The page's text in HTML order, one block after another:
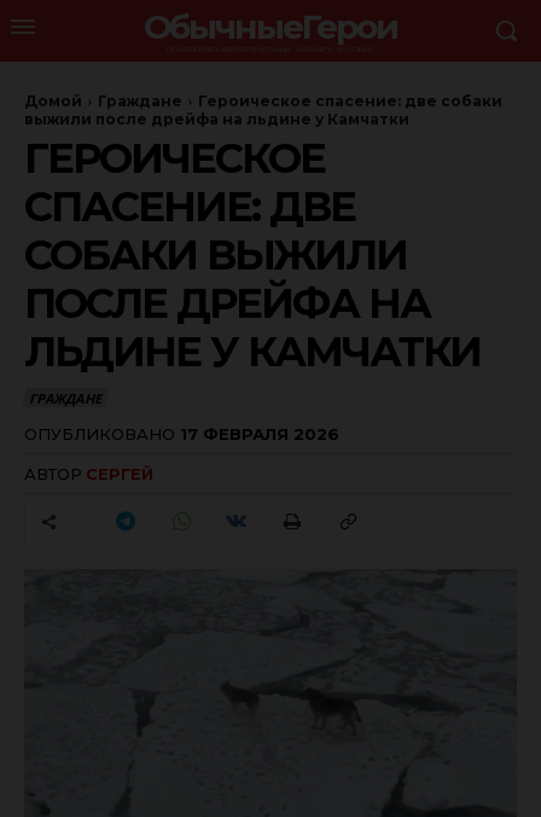
ОбычныеГерои
Домой Граждане
Героическое спасение: две собаки
выжили после дрейфа на льдине у Камчатки
ГЕРОИЧЕСКОЕ
СПАСЕНИЕ: ДВЕ
СОБАКИ ВЫЖИЛИ
ПОСЛЕ ДРЕЙФА НА
ЛЬДИНЕ У КАМЧАТКИ
ГРАЖДАНЕ
ОПУБЛИКОВАНО 17 ФЕВРАЛЯ 2026
АВТОР СЕРГЕЙ